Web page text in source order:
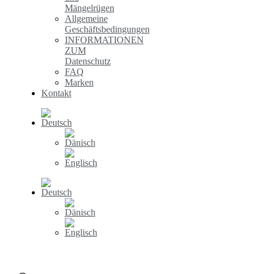
Mängelrügen
Allgemeine
Geschäftsbedingungen
INFORMATIONEN
ZUM
Datenschutz
FAQ
Marken
Kontakt